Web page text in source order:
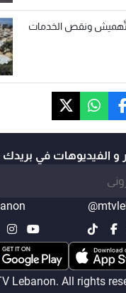
ونقص الخدمات
و الفيديوهات في بريدك
Lebanon. All rights